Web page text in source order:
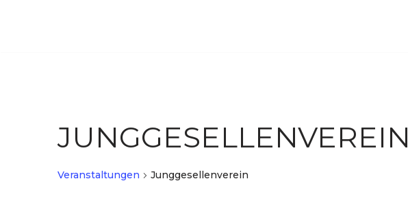
JUNGGESELLENVEREIN
Veranstaltungen Junggesellenverein